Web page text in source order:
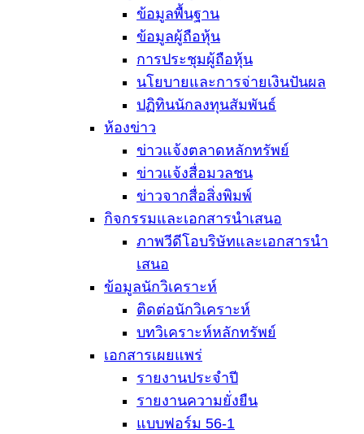
ข้อมูลพื้นฐาน
ข้อมูลผู้ถือหุ้น
การประชุมผู้ถือหุ้น
นโยบายและการจ่ายเงินปันผล
ปฏิทินนักลงทุนสัมพันธ์
ห้องข่าว
ข่าวแจ้งตลาดหลักทรัพย์
ข่าวแจ้งสื่อมวลชน
ข่าวจากสื่อสิ่งพิมพ์
กิจกรรมและเอกสารนำเสนอ
ภาพวีดีโอบริษัทและเอกสารนำ
เสนอ
ข้อมูลนักวิเคราะห์
ติดต่อนักวิเคราะห์
บทวิเคราะห์หลักทรัพย์
เอกสารเผยแพร่
รายงานประจำปี
รายงานความยั่งยืน
แบบฟอร์ม 56-1